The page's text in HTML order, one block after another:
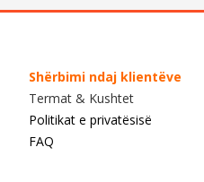
Shërbimi ndaj klientëve
Termat & Kushtet
Politikat e privatësisë
FAQ